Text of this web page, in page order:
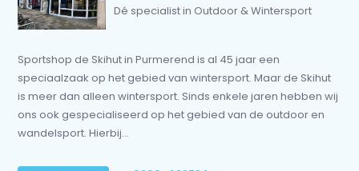
Dé specialist in Outdoor & Wintersport
Sportshop de Skihut in Purmerend is al 45 jaar een
speciaalzaak op het gebied van wintersport. Maar de Skihut
is meer dan alleen wintersport. Sinds enkele jaren hebben wij
ons ook gespecialiseerd op het gebied van de outdoor en
wandelsport. Hierbij...